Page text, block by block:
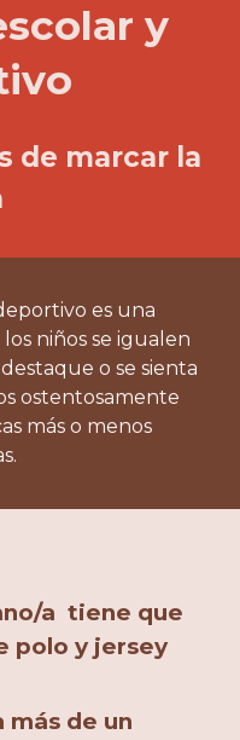
y
de marcar la
es una
niños se igualen
o se sienta
ostentosamente
más o menos
a tiene que
polo y jersey
más de un